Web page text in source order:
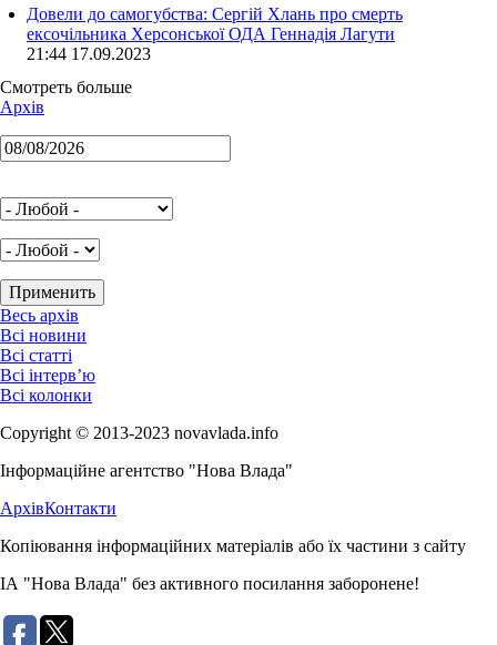
Довели до самогубства: Сергій Хлань про смерть
ексочільника Херсонської ОДА Геннадія Лагути
21:44 17.09.2023
Смотреть больше
Архів
Весь архів
Всі новини
Всі статті
Всі інтерв’ю
Всі колонки
Copyright © 2013-2023 novavlada.info
Інформаційне агентство "Нова Влада"
АрхівКонтакти
Копіювання інформаційних матеріалів або їх частини з сайту
ІА "Нова Влада" без активного посилання заборонене!